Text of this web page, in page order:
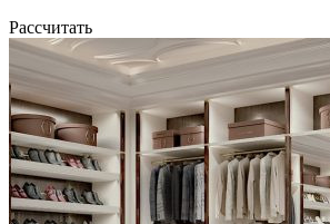
Рассчитать